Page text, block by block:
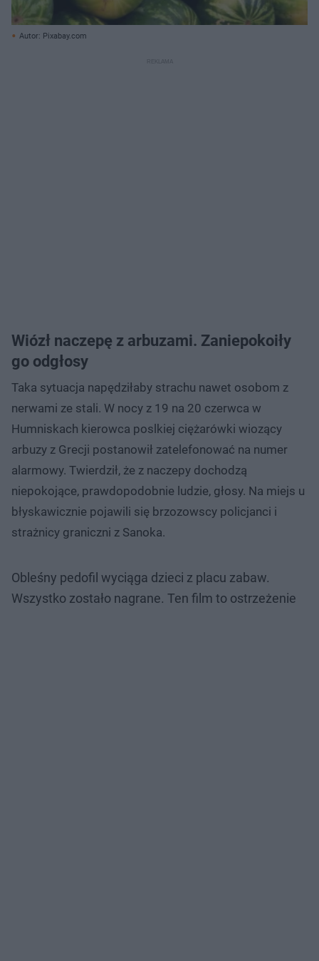
Autor: Pixabay.com
Wiózł naczepę z arbuzami. Zaniepokoiły
go odgłosy
Taka sytuacja napędziłaby strachu nawet osobom z
nerwami ze stali. W nocy z 19 na 20 czerwca w
Humniskach kierowca poslkiej ciężarówki wiozący
arbuzy z Grecji postanowił zatelefonować na numer
alarmowy. Twierdził, że z naczepy dochodzą
niepokojące, prawdopodobnie ludzie, głosy. Na miejs u
błyskawicznie pojawili się brzozowscy policjanci i
strażnicy graniczni z Sanoka.
Obleśny pedofil wyciąga dzieci z placu zabaw.
Wszystko zostało nagrane. Ten film to ostrzeżenie